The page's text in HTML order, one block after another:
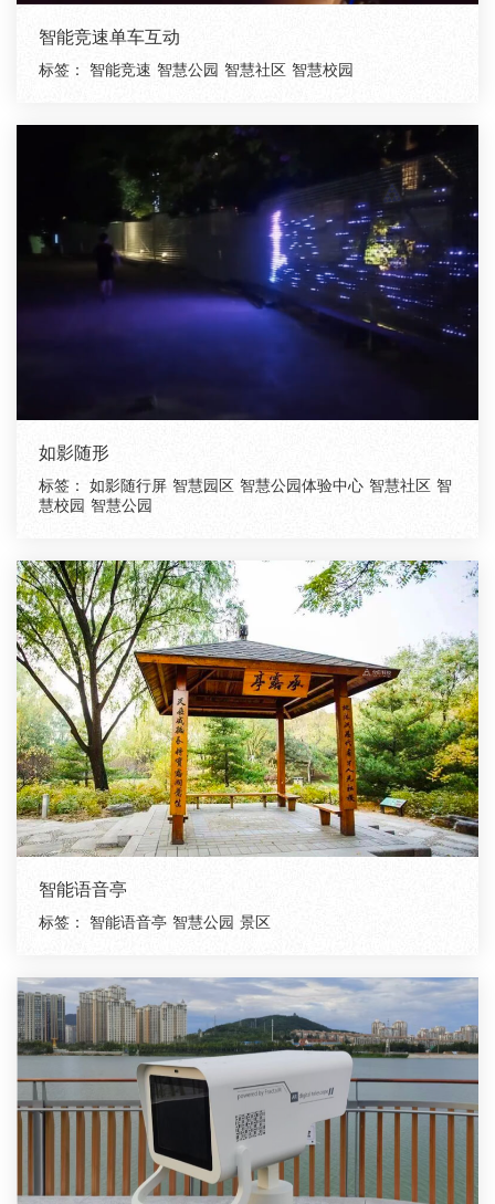
智能竞速单车互动
标签： 智能竞速 智慧公园 智慧社区 智慧校园
如影随形
标签： 如影随行屏 智慧园区 智慧公园体验中心 智慧社区 智
慧校园 智慧公园
智能语音亭
标签： 智能语音亭 智慧公园 景区